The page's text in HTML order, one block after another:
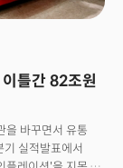
래일에 7일동안
장으로의 진입이
틀간 82조원
을 바꾸면서 유통
실적발표에서